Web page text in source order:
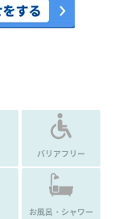
バリアフリー
お風呂・シャワー